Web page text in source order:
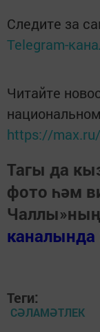
Следите за
Telegram-
Читайте
https://
Тагы да
фото һәм
Чаллы»ның
каналында
Теги:
СӘЛАМӘТЛЕК